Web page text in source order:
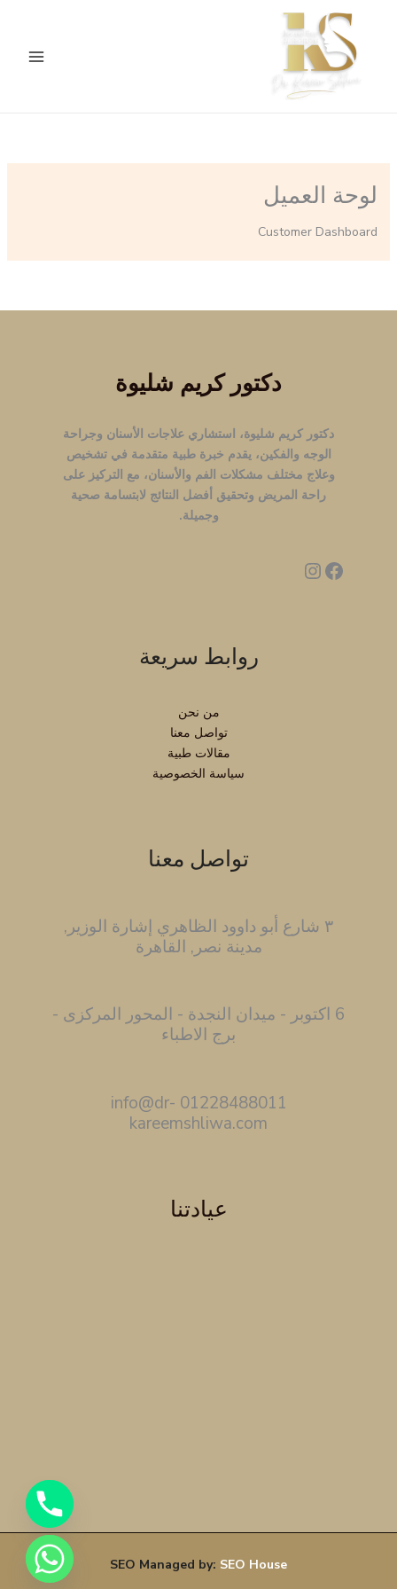
المحتوى
لوحة العميل
Customer Dashboard
دكتور كريم شليوة
دكتور كريم شليوة، استشاري علاجات الأسنان وجراحة
الوجه والفكين، يقدم خبرة طبية متقدمة في تشخيص
وعلاج مختلف مشكلات الفم والأسنان، مع التركيز على
راحة المريض وتحقيق أفضل النتائج لابتسامة صحية
وجميلة.
روابط سريعة
من نحن
تواصل معنا
مقالات طبية
سياسة الخصوصية
تواصل معنا
٣ شارع أبو داوود الظاهري إشارة الوزير,
مدينة نصر, القاهرة
6 اكتوبر - ميدان النجدة - المحور المركزى -
برج الاطباء
01228488011 info@dr-
kareemshliwa.com
عيادتنا
SEO Managed by: SEO House